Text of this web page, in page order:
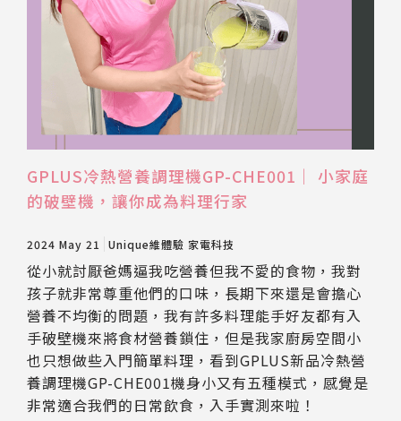
GPLUS冷熱營養調理機GP-CHE001｜ 小家庭
的破壁機，讓你成為料理行家
2024 May 21 Unique維體驗 家電科技
從小就討厭爸媽逼我吃營養但我不愛的食物，我對
孩子就非常尊重他們的口味，長期下來還是會擔心
營養不均衡的問題，我有許多料理能手好友都有入
手破壁機來將食材營養鎖住，但是我家廚房空間小
也只想做些入門簡單料理，看到GPLUS新品冷熱營
養調理機GP-CHE001機身小又有五種模式，感覺是
非常適合我們的日常飲食，入手實測來啦！